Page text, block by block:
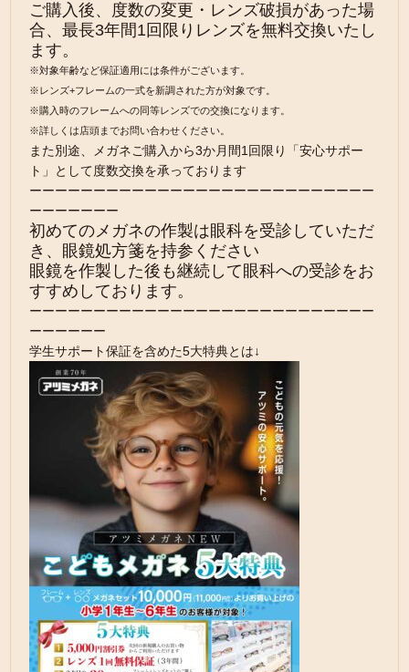
ご購入後、度数の変更・レンズ破損があった場
合、最長3年間1回限りレンズを無料交換いたし
ます。
※対象年齢など保証適用には条件がございます。
※レンズ+フレームの一式を新調された方が対象です。
※購入時のフレームへの同等レンズでの交換になります。
※詳しくは店頭までお問い合わせください。
また別途、メガネご購入から3か月間1回限り「安心サポー
ト」として度数交換を承っております
ーーーーーーーーーーーーーーーーーーーーーーーーーーー
ーーーーーーー
初めてのメガネの作製は眼科を受診していただ
き、眼鏡処方箋を持参ください
眼鏡を作製した後も継続して眼科への受診をお
すすめしております。
ーーーーーーーーーーーーーーーーーーーーーーーーーーー
ーーーーーー
学生サポート保証を含めた5大特典とは↓